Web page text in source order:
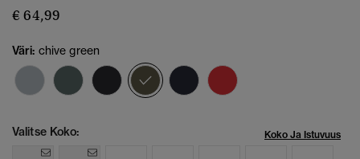
€ 64,99
Väri: chive green
valittu
Valitse Koko: Koko Ja Istuvuus